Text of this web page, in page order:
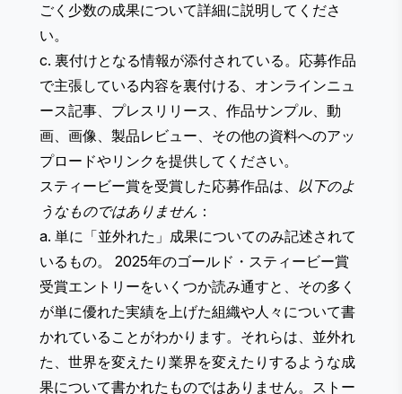
ごく少数の成果について詳細に説明してくださ
い。
c. 裏付けとなる情報が添付されている。応募作品
で主張している内容を裏付ける、オンラインニュ
ース記事、プレスリリース、作品サンプル、動
画、画像、製品レビュー、その他の資料へのアッ
プロードやリンクを提供してください。
スティービー賞を受賞した応募作品は、 以下のよ
うなものではありません ：
a. 単に「並外れた」成果についてのみ記述されて
いるもの。 2025年のゴールド・スティービー賞
受賞エントリーをいくつか読み通すと、その多く
が単に優れた実績を上げた組織や人々について書
かれていることがわかります。それらは、並外れ
た、世界を変えたり業界を変えたりするような成
果について書かれたものではありません。ストー